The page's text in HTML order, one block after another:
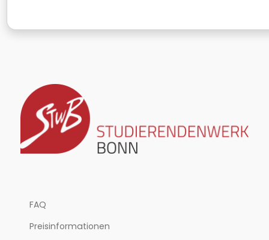
FAQ
Preisinformationen